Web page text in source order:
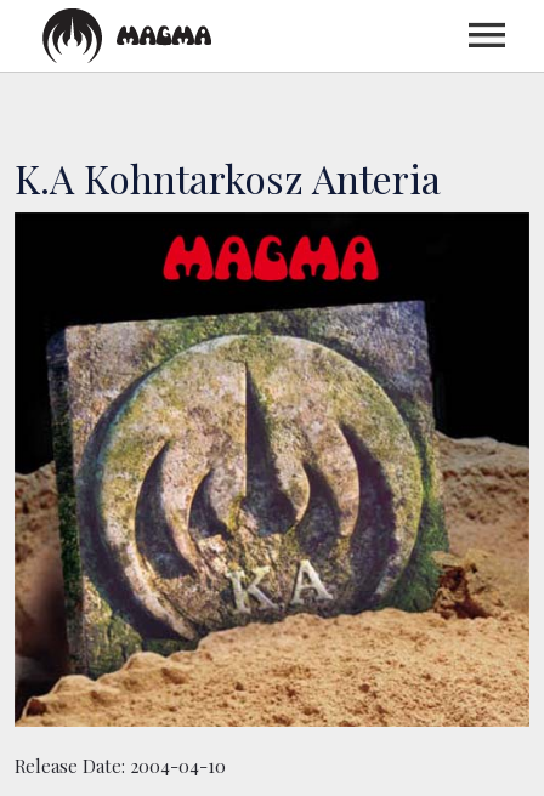
DISCOGRAPHIE
CONCERTS
MEDIAS
CONTACT
BOUTIQUE
K.A Kohntarkosz Anteria
Release Date: 2004-04-10